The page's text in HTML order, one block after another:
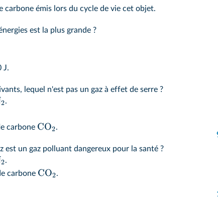
carbone émis lors du cycle de vie cet objet.
est la plus grande ?
J.
lequel n'est pas un gaz à effet de serre ?
2.
carbone CO2.
est un gaz polluant dangereux pour la santé ?
2.
carbone CO2.